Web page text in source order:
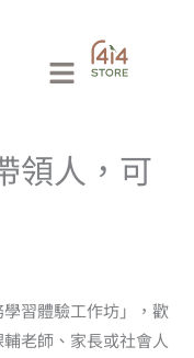
Main
領人，可
習體驗工作坊」，歡
老師、家長或社會人